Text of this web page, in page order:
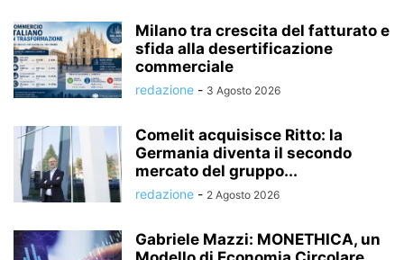
Milano tra crescita del fatturato e
sfida alla desertificazione
commerciale
redazione - 3 Agosto 2026
Comelit acquisisce Ritto: la
Germania diventa il secondo
mercato del gruppo...
redazione - 2 Agosto 2026
Gabriele Mazzi: MONETHICA, un